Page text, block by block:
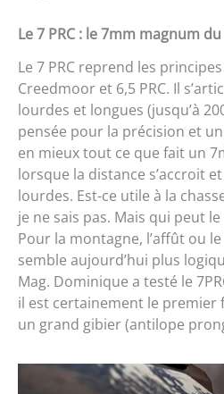
Le 7 PRC : le 7mm magnum
Le 7 PRC reprend les
Creedmoor et 6,5 PRC. Il
lourdes et longues (jusqu’à
pensée pour la précision et
en mieux tout ce que fait un
lorsque la distance s’accroit
lourdes. Est-ce utile à la
je ne sais pas. Mais qui peut
Pour la montagne, l’affût ou
semble aujourd’hui plus
Mag. Dominique a testé le
il est certainement le premier
un grand gibier (antilope